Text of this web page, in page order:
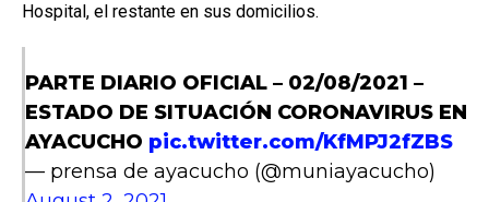
Hospital, el restante en sus domicilios.
PARTE DIARIO OFICIAL – 02/08/2021 –
ESTADO DE SITUACIÓN CORONAVIRUS EN
AYACUCHO pic.twitter.com/KfMPJ2fZBS
— prensa de ayacucho (@muniayacucho)